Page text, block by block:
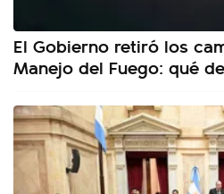
El Gobierno retiró los
Manejo del Fuego: qué